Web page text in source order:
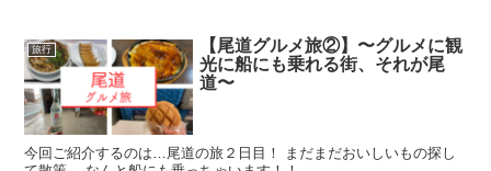
旅行
【尾道グルメ旅②】〜グルメに観
光に船にも乗れる街、それが尾
道〜
今回ご紹介するのは…尾道の旅２日目！ まだまだおいしいもの探し